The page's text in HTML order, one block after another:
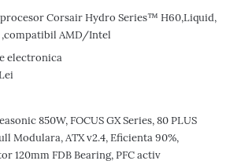
Corsair Hydro Series™ H60,Liquid,
,compatibil AMD/Intel
electronica
850W, FOCUS GX Series, 80 PLUS
Modulara, ATX v2.4, Eficienta 90%,
120mm FDB Bearing, PFC activ